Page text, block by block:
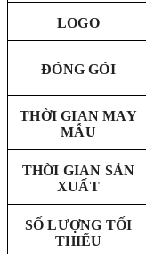
LOGO
ĐÓNG GÓI
THỜI GIAN MAY
MẪU
THỜI GIAN SẢN
XUẤT
SỐ LƯỢNG TỐI
THIỂU